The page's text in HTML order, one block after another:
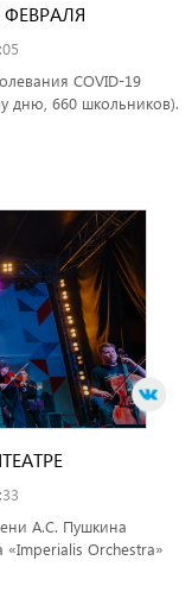
COVID-19
дню, 660 школьников).
А.С. Пушкина
«Imperialis Orchestra»